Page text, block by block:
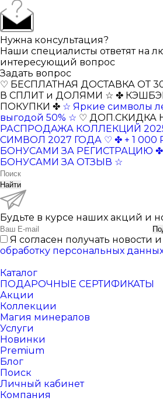
Нужна консультация?
Наши специалисты ответят на
интересующий вопрос
Задать вопрос
♡ БЕСПЛАТНАЯ ДОСТАВКА ОТ
В СПЛИТ и ДОЛЯМИ ☆ ✤
ПОКУПКИ ✤ ☆ Яркие символы
выгодой 50% ☆ ♡ ДОП.СКИДКА
РАСПРОДАЖА КОЛЛЕКЦИЙ
СИМВОЛ 2027 ГОДА ♡ ✤ + 1
БОНУСАМИ ЗА РЕГИСТРАЦИЮ ✤
БОНУСАМИ ЗА ОТЗЫВ ☆
Найти
Будьте в курсе наших акций и
Я согласен получать новости
обработку персональных
Каталог
ПОДАРОЧНЫЕ СЕРТИФИКАТЫ
Акции
Коллекции
Магия минералов
Услуги
Новинки
Premium
Блог
Поиск
Личный кабинет
Компания